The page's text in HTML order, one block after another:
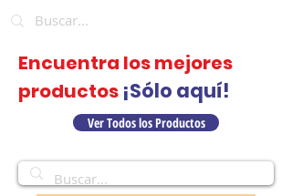
Encuentra los mejores
productos ¡Sólo aquí!
Ver Todos los Productos